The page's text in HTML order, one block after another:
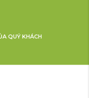
QUÝ KHÁCH